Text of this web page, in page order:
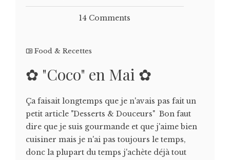
14 Comments
Food & Recettes
✿ "Coco" en Mai ✿
Ça faisait longtemps que je n'avais pas fait un
petit article "Desserts & Douceurs" Bon faut
dire que je suis gourmande et que j'aime bien
cuisiner mais je n'ai pas toujours le temps,
donc la plupart du temps j'achète déjà tout